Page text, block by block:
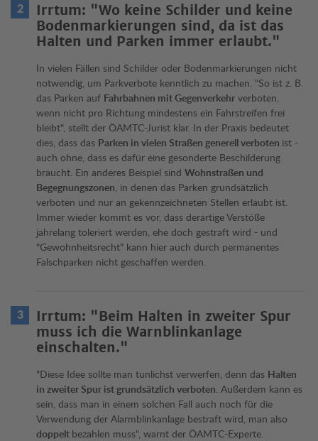
Irrtum: "Wo keine Schilder und keine
Bodenmarkierungen sind, da ist das
Halten und Parken immer erlaubt."
In vielen Fällen sind Schilder oder Bodenmarkierungen nicht
notwendig, um Parkverbote kenntlich zu machen. "So ist z. B.
das Parken auf Fahrbahnen mit Gegenverkehr verboten,
wenn nicht pro Richtung mindestens ein Fahrstreifen frei
bleibt", stellt der ÖAMTC-Jurist klar. In der Praxis bedeutet
dies, dass das Parken in vielen Straßen generell verboten ist -
auch ohne, dass es dafür eine gesonderte Beschilderung
braucht. Ein anderes Beispiel sind Wohnstraßen und
Begegnungszonen, in denen das Parken grundsätzlich
verboten und nur an gekennzeichneten Stellen erlaubt ist.
Immer wieder kommt es vor, dass derartige Verstöße
jahrelang toleriert werden, ehe doch gestraft wird - und
"Gewohnheitsrecht" kann hier auch durch permanentes
Falschparken nicht geschaffen werden.
Irrtum: "Beim Halten in zweiter Spur
muss ich die Warnblinkanlage
einschalten."
"Diese Idee sollte man tunlichst verwerfen, denn das Halten
in zweiter Spur ist grundsätzlich verboten. Außerdem kann es
sein, dass man in einem solchen Fall auch noch für die
Verwendung der Alarmblinkanlage bestraft wird, man also
doppelt bezahlen muss", warnt der ÖAMTC-Experte.